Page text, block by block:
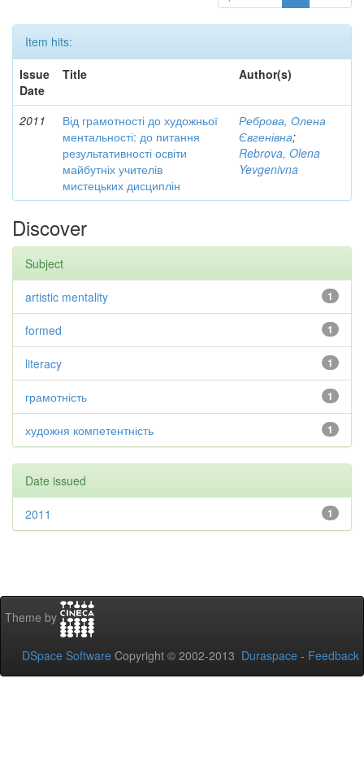
Item hits:
Issue
Date
Title Author(s)
2011
Від грамотності до художньої
ментальності: до питання
результативності освіти
майбутніх учителів
мистецьких дисциплін
Реброва, Олена
Євгенівна;
Rebrova, Olena
Yevgenivna
Discover
Subject
1
artistic mentality
1
formed
1
literacy
1
грамотність
1
художня компетентність
Date issued
1
2011
Theme by
DSpace Software Copyright © 2002-2013 Duraspace - Feedback